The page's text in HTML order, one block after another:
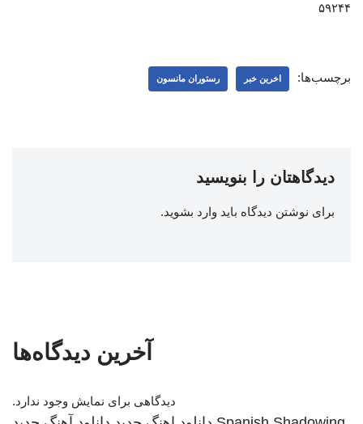
۵۹۲۴۴
برچسب‌ها: اخرین خبر رستوران مانسون
دیدگاهتان را بنویسید
برای نوشتن دیدگاه باید وارد بشوید.
آخرین دیدگاه‌ها
دیدگاهی برای نمایش وجود ندارد.